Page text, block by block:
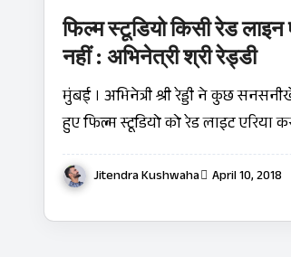
फिल्म स्टूडियो किसी रेड लाइन
नहीं : अभिनेत्री श्री रेड्डी
मुंबई । अभिनेत्री श्री रेड्डी ने कुछ सनसनीखेज आरोप लगाते
हुए फिल्म स्टूडियो को रेड लाइट एरिया
Jitendra Kushwaha April 10, 2018